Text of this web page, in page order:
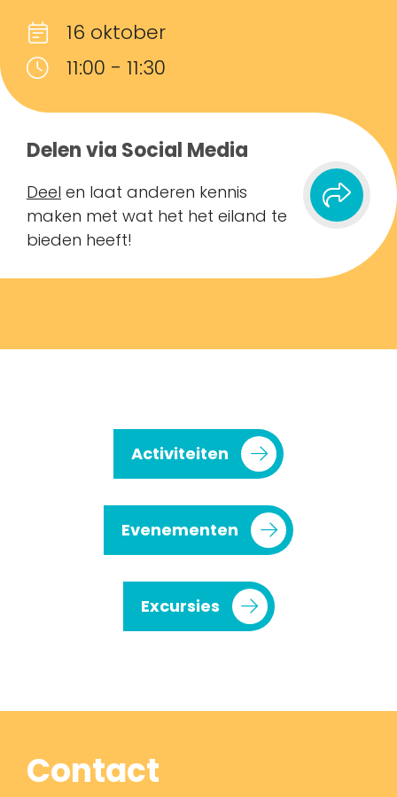
16 oktober
11:00 - 11:30
Delen via Social Media
Deel en laat anderen kennis
maken met wat het het eiland te
bieden heeft!
Activiteiten
Evenementen
Excursies
Contact